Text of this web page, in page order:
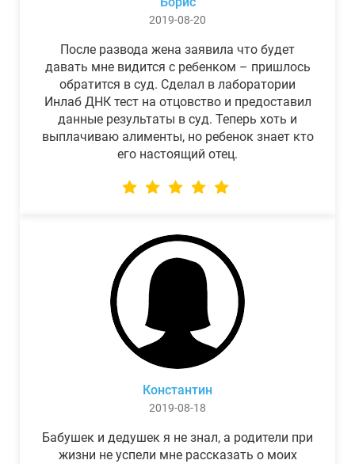
2019-08-20
После развода жена заявила что будет
давать мне видится с ребенком – пришлось
обратится в суд. Сделал в лаборатории
Инлаб ДНК тест на отцовство и предоставил
данные результаты в суд. Теперь хоть и
выплачиваю алименты, но ребенок знает кто
его настоящий отец.
Константин
2019-08-18
Бабушек и дедушек я не знал, а родители при
жизни не успели мне рассказать о моих